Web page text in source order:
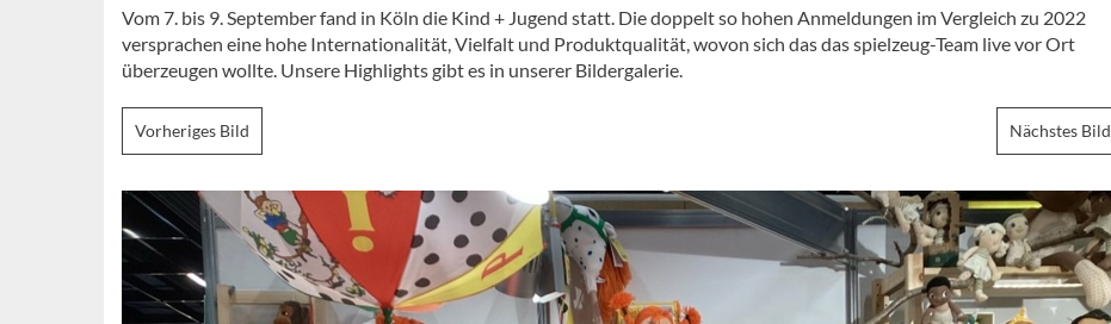
Vom 7. bis 9. September fand in Köln die Kind + Jugend statt. Die doppelt so hohen Anmeldungen im Vergleich zu 2022
versprachen eine hohe Internationalität, Vielfalt und Produktqualität, wovon sich das das spielzeug-Team live vor Ort
überzeugen wollte. Unsere Highlights gibt es in unserer Bildergalerie.
Vorheriges Bild Nächstes Bild